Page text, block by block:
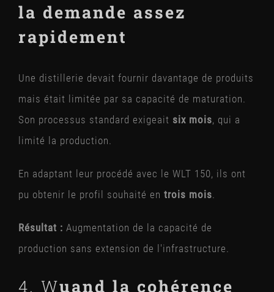
la demande assez
rapidement
Une distillerie devait fournir davantage de produits
mais était limitée par sa capacité de maturation.
Son processus standard exigeait six mois, qui a
limité la production.
En adaptant leur procédé avec le WLT 150, ils ont
pu obtenir le profil souhaité en trois mois
Résultat : Augmentation de la capacité de
production sans extension de l'infrastructure.
4. Wuand la cohérence